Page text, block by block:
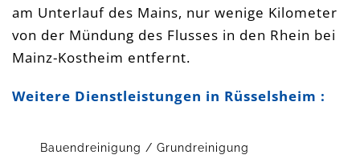
am Unterlauf des Mains, nur wenige Kilometer
von der Mündung des Flusses in den Rhein bei
Mainz-Kostheim entfernt.
Weitere Dienstleistungen in Rüsselsheim :
Bauendreinigung / Grundreinigung